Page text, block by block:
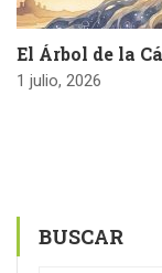
El Árbol de la
1 julio, 2026
BUSCAR